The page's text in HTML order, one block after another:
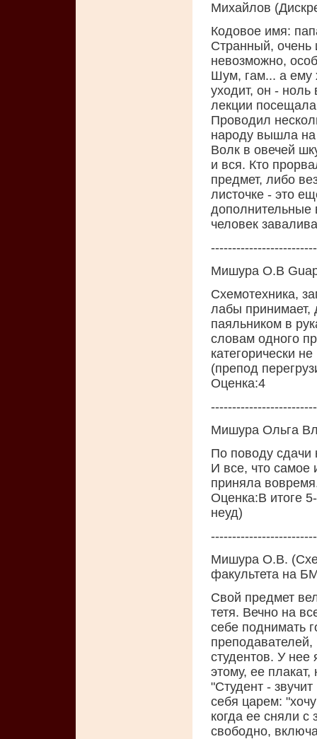
Михайлов
Кодовое имя:
Странный, очень
невозможно,
Шум, гам... а ему
уходит, он - ноль
лекции
Проводил
народу вышла на
Волк в овечей
и вся. Кто
предмет, либо
листочке - это
дополнительные
человек
Мишура О.В
Cхемотехника,
лабы принимает,
паяльником в
словам одного
категорически
(препод
Oценка:4
Мишура Ольга
По поводу сдачи
И все, что самое
приняла
Oценка:В итоге
неуд)
Мишура О.В.
факультета на
Свой предмет
тетя. Вечно на
себе поднимать
преподавателей,
студентов. У
этому, ее
"Студент -
себя царем:
когда ее сняли
свободно,